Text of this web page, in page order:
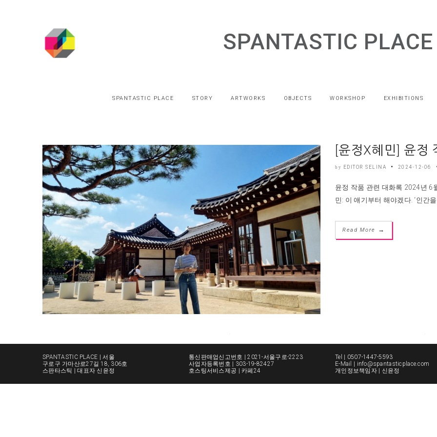
SPANTASTIC PLACE
SPANTASTIC PLACE STORY ARTWORKS OBJECTS WORKSHOP EXHIBITIONS
[윤정X혜민] 윤정
by EDITOR SELINA 2024-12-06
윤정 작품 관련 대화록 2024년
민: 이 얘기부터 해야겠다. ‘인간
Read More →
SPANTASTIC PLACE | 서울
구로구 가마산로27길 18, 306호
스판타스틱 | 대표자 신윤정
통신판매업신고번호 | 2021-서울구로-2223
사업자등록번호 | 303-19-82427
호스팅서비스제공 | 카페24
Tel | 0507-1447-5593
E-Mail | info@spantasticplace.com
개인정보책임자 | 신윤정